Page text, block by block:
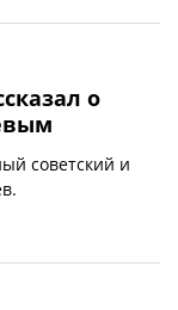
о
советский и